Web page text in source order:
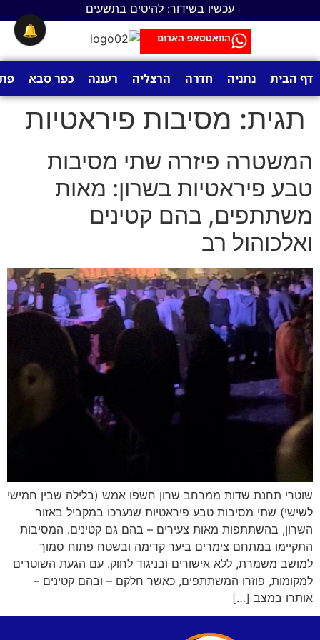
עכשיו בשידור: להיטים בתשעים
הוואטסאפ האדום
דף הבית נתניה חדרה הרצליה רעננה כפר סבא
תגית: מסיבות פיראטיות
המשטרה פיזרה שתי מסיבות
טבע פיראטיות בשרון: מאות
משתתפים, בהם קטינים
ואלכוהול רב
שוטרי תחנת שדות ממרחב שרון חשפו אמש (בלילה שבין חמישי
לשישי) שתי מסיבות טבע פיראטיות שנערכו במקביל באזור
השרון, בהשתתפות מאות צעירים – בהם גם קטינים. המסיבות
התקיימו במתחם צימרים ביער קדימה ובשטח פתוח סמוך
למושב משמרת, ללא אישורים ובניגוד לחוק. עם הגעת השוטרים
למקומות, פוזרו המשתתפים, כאשר חלקם – ובהם קטינים –
אותרו במצב […]
🔔